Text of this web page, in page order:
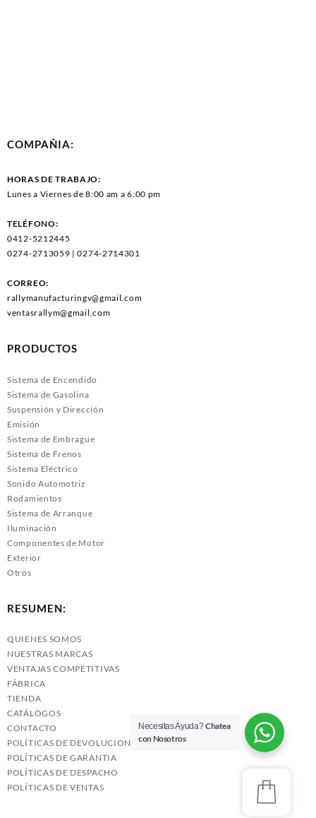
COMPAÑIA:
HORAS DE TRABAJO:
Lunes a Viernes de 8:00 am a 6:00 pm
TELÉFONO:
0412-5212445
0274-2713059 | 0274-2714301
CORREO:
rallymanufacturingv@gmail.com
ventasrallym@gmail.com
PRODUCTOS
Sistema de Encendido
Sistema de Gasolina
Suspensión y Dirección
Emisión
Sistema de Embrague
Sistema de Frenos
Sistema Eléctrico
Sonido Automotriz
Rodamientos
Sistema de Arranque
Iluminación
Componentes de Motor
Exterior
Otros
RESUMEN:
QUIENES SOMOS
NUESTRAS MARCAS
VENTAJAS COMPETITIVAS
FÁBRICA
TIENDA
CATÁLOGOS
CONTACTO
POLÍTICAS DE DEVOLUCIONES
POLÍTICAS DE GARANTIA
POLÍTICAS DE DESPACHO
POLÍTICAS DE VENTAS
Necesitas Ayuda?Chatea
con Nosotros